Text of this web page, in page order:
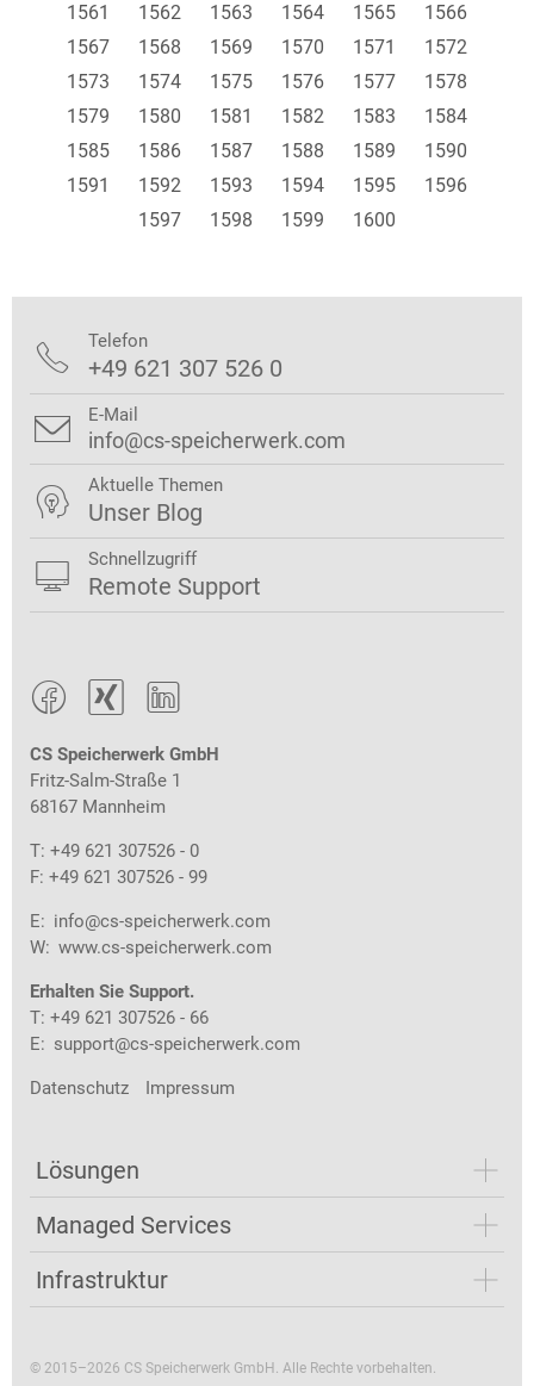
1561
1562 1563 1564 1565
1566
1567
1568 1569 1570 1571
1572
1573
1574 1575 1576 1577
1578
1579
1580 1581 1582 1583
1584
1585
1586 1587 1588 1589
1590
1591
1592 1593 1594 1595
1596
1597
1598 1599 1600
  
CS Speicherwerk GmbH
Fritz-Salm-Straße 1
68167 Mannheim
T: +49 621 307526 - 0
F: +49 621 307526 - 99
E: info@cs-speicherwerk.com
W: www.cs-speicherwerk.com
Erhalten Sie Support.
T: +49 621 307526 - 66
E: support@cs-speicherwerk.com
Datenschutz Impressum
Lösungen
Managed Services
Infrastruktur
 Telefon
+49 621 307 526 0
 E-Mail
info@cs-speicherwerk.com
 Aktuelle Themen
Unser Blog
 Schnellzugriff
Remote Support
© 2015–2026 CS Speicherwerk GmbH. Alle Rechte vorbehalten.